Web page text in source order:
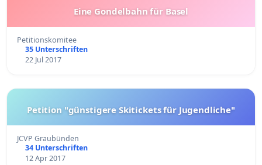
Eine Gondelbahn für Basel
Petitionskomitee
35 Unterschriften
22 Jul 2017
Petition "günstigere Skitickets für Jugendliche"
JCVP Graubünden
34 Unterschriften
12 Apr 2017